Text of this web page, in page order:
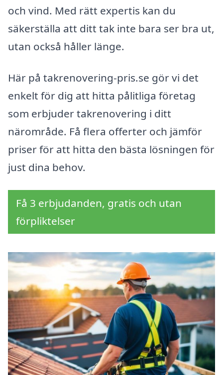
och vind. Med rätt expertis kan du
säkerställa att ditt tak inte bara ser bra ut,
utan också håller länge.
Här på takrenovering-pris.se gör vi det
enkelt för dig att hitta pålitliga företag
som erbjuder takrenovering i ditt
närområde. Få flera offerter och jämför
priser för att hitta den bästa lösningen för
just dina behov.
Få 3 erbjudanden, gratis och utan
förpliktelser